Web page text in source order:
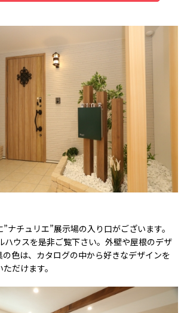
ナチュリエ”展示場の入り口がございます。
ハウスを是非ご覧下さい。外壁や屋根のデザ
色は、カタログの中から好きなデザインを
だけます。